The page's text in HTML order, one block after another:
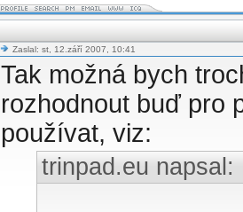
Zaslal: st, 12.září 2007, 10:41
Tak možná bych
rozhodnout buď pro
používat, viz:
trinpad.eu napsal: